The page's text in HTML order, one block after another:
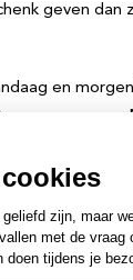
geven dan
en
mensen.
nadenken,
willen nemen
daarover
zin ook de
een grote